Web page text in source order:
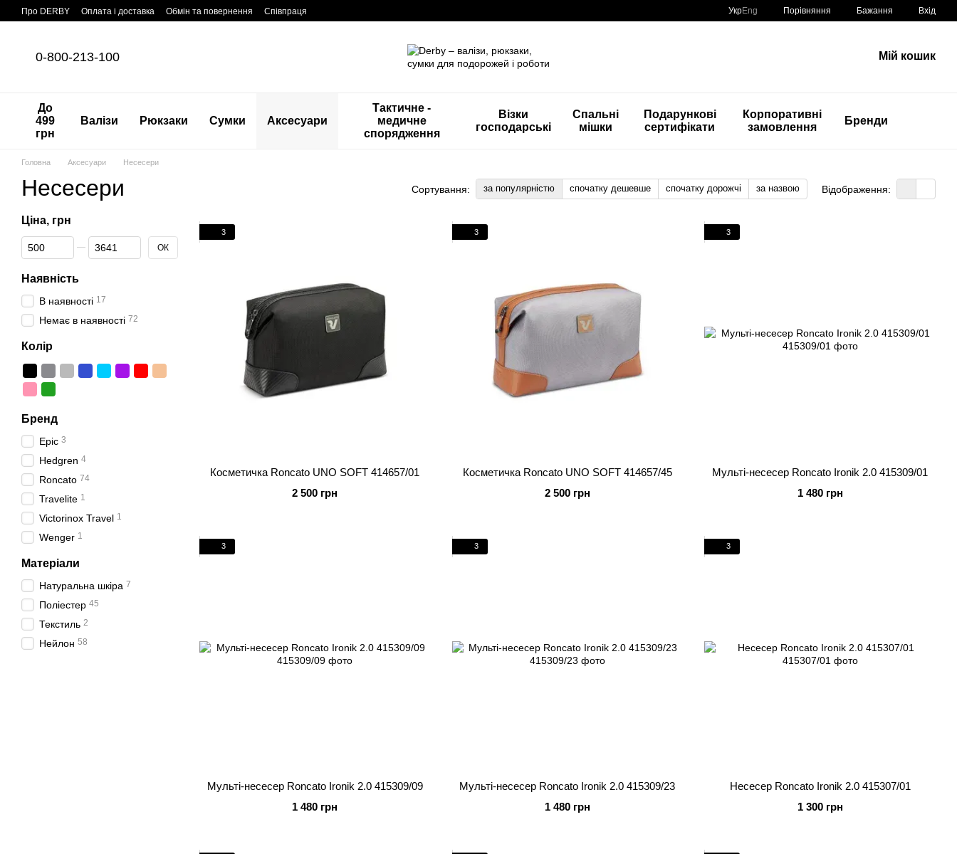
Перейти до основного контенту
Про DERBY Оплата і доставка Обмін та повернення Співпраця УкрEng Порівняння Бажання Вхід
0-800-213-100 Мій кошик
До
499
грн
Валізи Рюкзаки Сумки Аксесуари
Тактичне -
медичне
спорядження
Візки
господарські
Спальні
мішки
Подарункові
сертифікати
Корпоративні
замовлення
Бренди
Головна Аксесуари Несесери
Несесери Сортування: за популярністю спочатку дешевше спочатку дорожчі за назвою Відображення:
3
Косметичка Roncato UNO SOFT 414657/01
2 500 грн
3
Косметичка Roncato UNO SOFT 414657/45
2 500 грн
3
Мульті-несесер Roncato Ironik 2.0 415309/01
1 480 грн
3
Мульті-несесер Roncato Ironik 2.0 415309/09
1 480 грн
3
Мульті-несесер Roncato Ironik 2.0 415309/23
1 480 грн
3
Несесер Roncato Ironik 2.0 415307/01
1 300 грн
Ціна, грн
Від Ціна, грн
До Ціна, грн ОК
Наявність
В наявності 17
Немає в наявності 72
Колір
Бренд
Epic 3
Hedgren 4
Roncato 74
Travelite 1
Victorinox Travel 1
Wenger 1
Матеріали
Натуральна шкіра 7
Поліестер 45
Текстиль 2
Нейлон 58